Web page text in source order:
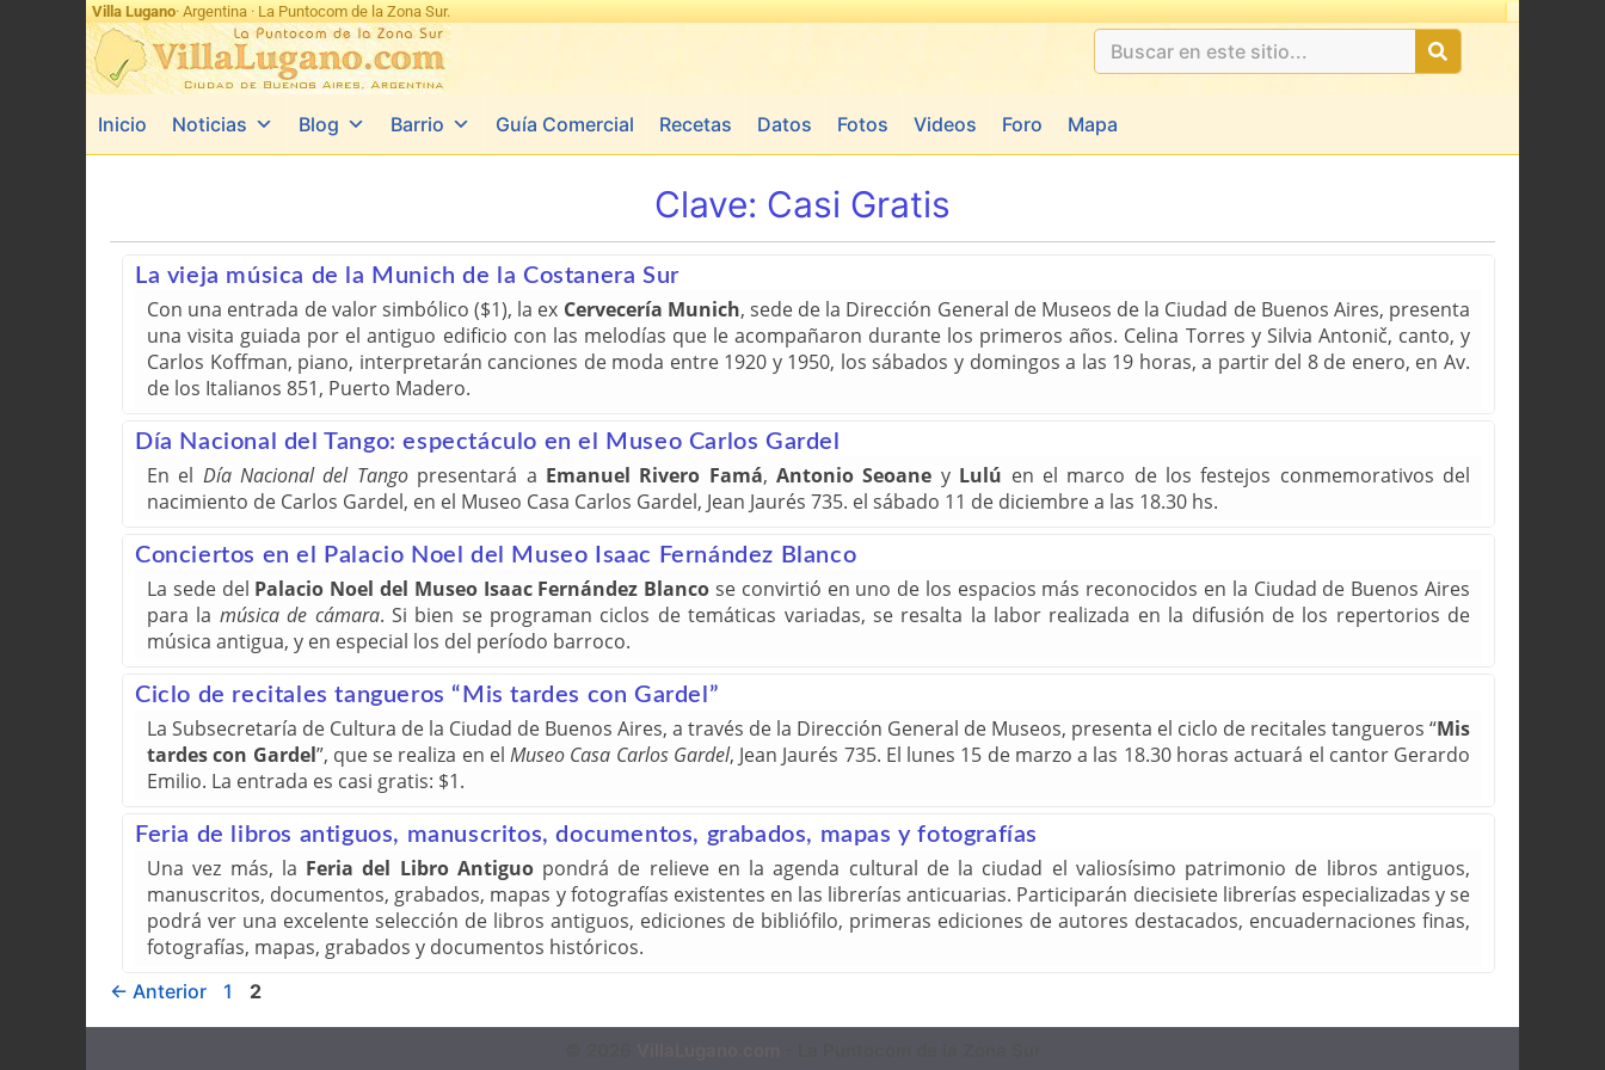
Villa Lugano· Argentina · La Puntocom de la Zona Sur.
Inicio Noticias Blog Barrio Guía Comercial Recetas Datos Fotos Videos Foro Mapa
Clave: Casi Gratis
La vieja música de la Munich de la Costanera Sur
Con una entrada de valor simbólico ($1), la ex Cervecería Munich, sede de la Dirección General de Museos de la Ciudad de Buenos Aires, presenta
una visita guiada por el antiguo edificio con las melodías que le acompañaron durante los primeros años. Celina Torres y Silvia Antonič, canto, y
Carlos Koffman, piano, interpretarán canciones de moda entre 1920 y 1950, los sábados y domingos a las 19 horas, a partir del 8 de enero, en Av.
de los Italianos 851, Puerto Madero.
Día Nacional del Tango: espectáculo en el Museo Carlos Gardel
En el Día Nacional del Tangopresentará a Emanuel Rivero Famá,Antonio Seoane y Lulú en el marco de los festejos conmemorativos del
nacimiento de Carlos Gardel, en el Museo Casa Carlos Gardel, Jean Jaurés 735. el sábado 11 de diciembre a las 18.30 hs.
Conciertos en el Palacio Noel del Museo Isaac Fernández Blanco
La sede del Palacio Noel del Museo Isaac Fernández Blanco se convirtió en uno de los espacios más reconocidos en la Ciudad de Buenos Aires
para la música de cámara. Si bien se programan ciclos de temáticas variadas, se resalta la labor realizada en la difusión de los repertorios de
música antigua, y en especial los del período barroco.
Ciclo de recitales tangueros “Mis tardes con Gardel”
La Subsecretaría de Cultura de la Ciudad de Buenos Aires, a través de la Dirección General de Museos, presenta el ciclo de recitales tangueros “Mis
tardes con Gardel”, que se realiza en elMuseo Casa Carlos Gardel, Jean Jaurés 735. El lunes 15 de marzo a las 18.30 horas actuará el cantor Gerardo
Emilio. La entrada es casi gratis: $1.
Feria de libros antiguos, manuscritos, documentos, grabados, mapas y fotografías
Una vez más, la Feria del Libro Antiguopondrá de relieve en la agenda cultural de la ciudad el valiosísimo patrimonio de libros antiguos,
manuscritos, documentos, grabados, mapas y fotografías existentes en las librerías anticuarias. Participarán diecisiete librerías especializadas y se
podrá ver una excelente selección de libros antiguos, ediciones de bibliófilo, primeras ediciones de autores destacados, encuadernaciones finas,
fotografías, mapas, grabados y documentos históricos.
← Anterior 1 2